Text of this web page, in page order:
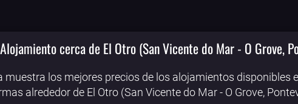
cerca de El Otro (San Vicente do Mar - O Grove,
muestra los mejores precios de los alojamientos disponibles
alrededor de El Otro (San Vicente do Mar - O Grove,